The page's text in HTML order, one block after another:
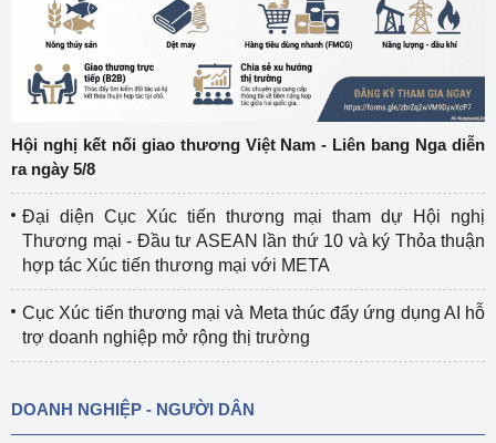
Hội nghị kết nối giao thương Việt Nam - Liên bang Nga diễn
ra ngày 5/8
Đại diện Cục Xúc tiến thương mại tham dự Hội nghị
Thương mại - Đầu tư ASEAN lần thứ 10 và ký Thỏa thuận
hợp tác Xúc tiến thương mại với META
Cục Xúc tiến thương mại và Meta thúc đẩy ứng dụng AI hỗ
trợ doanh nghiệp mở rộng thị trường
DOANH NGHIỆP - NGƯỜI DÂN